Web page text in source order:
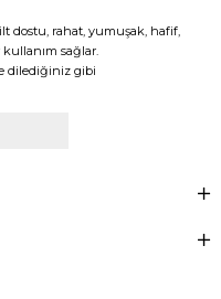
dostu, rahat, yumuşak, hafif,
sağlar.
dilediğiniz gibi